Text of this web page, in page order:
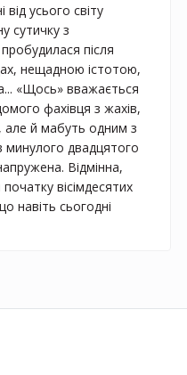
усього світу
сутичку з
після
нещадною істотою,
«Щось» вважається
фахівця з жахів,
й мабуть одним з
минулого двадцятого
Відмінна,
вісімдесятих
навіть сьогодні